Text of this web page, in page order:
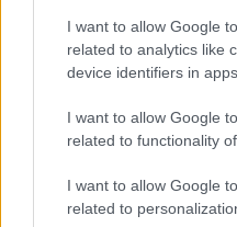
I want to allow Google
related to analytics like
device identifiers in apps.
I want to allow Google
related to functionality
I want to allow Google
related to
Guardians of
pic.twitter.com/
— NVIDIA GeForce UK
Lehet, hogy nem ez a
kevesen vitatnák. A
forgatása egyébként